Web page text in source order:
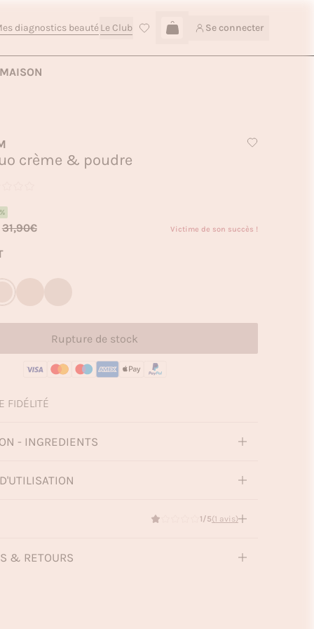
diagnostics beautéLe Club Se connecter
Connexion
MAISON
crème & poudre
31,90€ Victime de son succès !
Rupture de stock
FIDÉLITÉ
- INGREDIENTS
1/5(1 avis)
& RETOURS
Rupture de stock